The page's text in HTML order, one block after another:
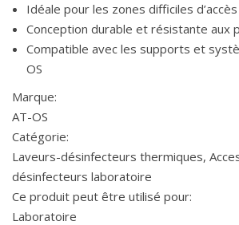
Idéale pour les zones difficiles d’accès
Conception durable et résistante aux
Compatible avec les supports et
OS
Marque:
AT-OS
Catégorie:
Laveurs-désinfecteurs thermiques,
désinfecteurs laboratoire
Ce produit peut être utilisé pour:
Laboratoire